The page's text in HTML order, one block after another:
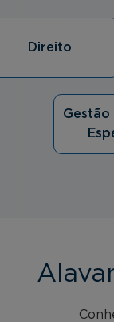
Direito
Gestão